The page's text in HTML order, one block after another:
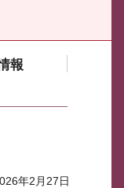
報
年2月27日